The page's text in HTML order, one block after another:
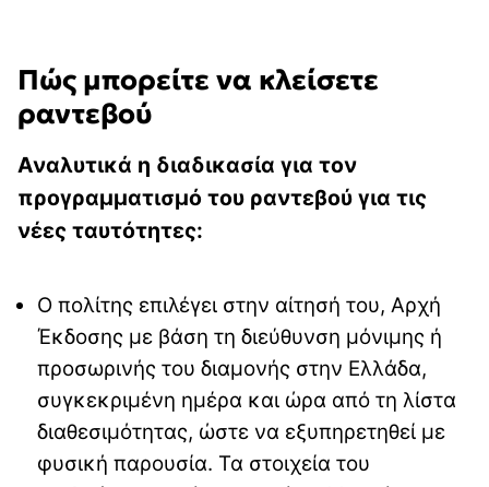
Πώς μπορείτε να κλείσετε
ραντεβού
Αναλυτικά η διαδικασία για τον
προγραμματισμό του ραντεβού για τις
νέες ταυτότητες:
Ο πολίτης επιλέγει στην αίτησή του, Αρχή
Έκδοσης με βάση τη διεύθυνση μόνιμης ή
προσωρινής του διαμονής στην Ελλάδα,
συγκεκριμένη ημέρα και ώρα από τη λίστα
διαθεσιμότητας, ώστε να εξυπηρετηθεί με
φυσική παρουσία. Τα στοιχεία του